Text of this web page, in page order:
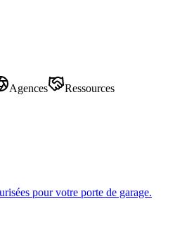
Agences
Ressources
pour votre porte de garage.